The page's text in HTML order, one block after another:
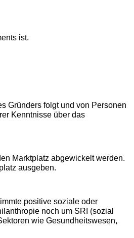
ist.
Gründers folgt und von Personen
Kenntnisse über das
Marktplatz abgewickelt werden.
ausgeben.
positive soziale oder
noch um SRI (sozial
wie Gesundheitswesen,